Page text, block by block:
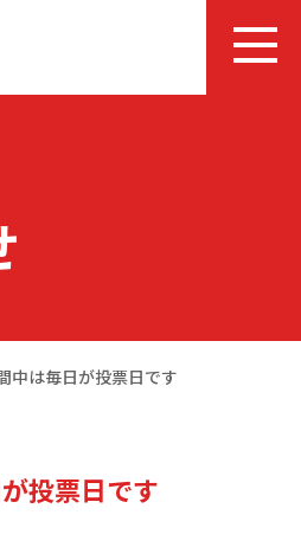
中は毎日が投票日です
投票日です